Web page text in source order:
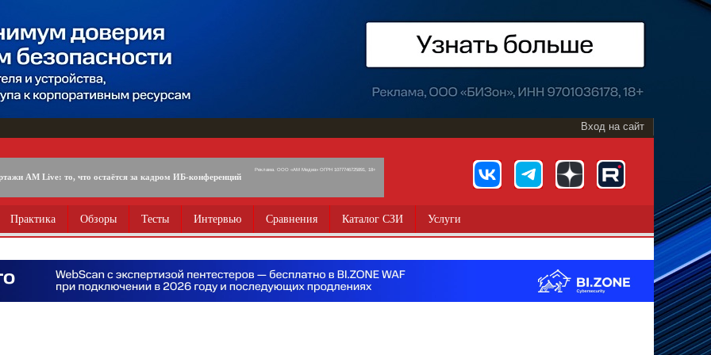
Вход на сайт
AM Live: то, что остаётся за кадром ИБ-конференций
Реклама. ООО «АМ Медиа» ОГРН 1077746725891, 18+
Практика Обзоры Тесты Интервью Сравнения Каталог СЗИ Услуги